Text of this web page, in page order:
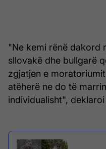
"Ne kemi rënë dakord
sllovakë dhe bullgarë
zgjatjen e
atëherë ne do të
individualisht", deklaroi